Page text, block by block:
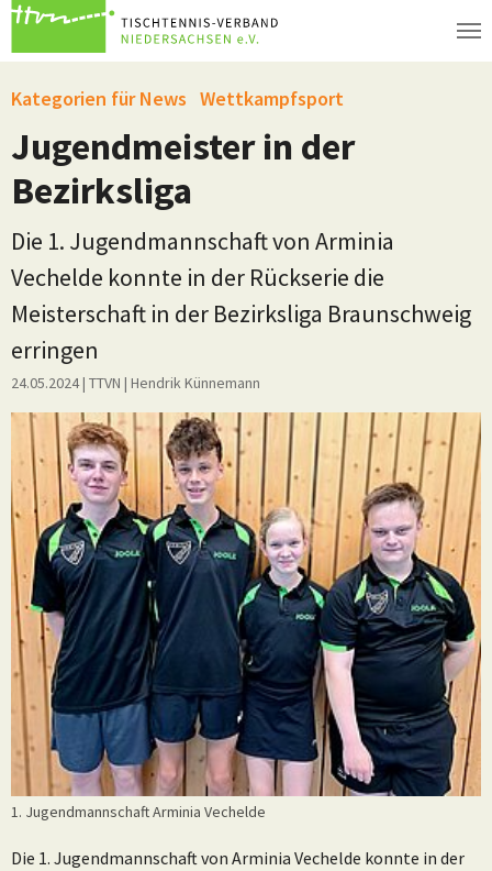
Zum Hauptinhalt springen
Kategorien für News Wettkampfsport
Jugendmeister in der
Bezirksliga
Die 1. Jugendmannschaft von Arminia
Vechelde konnte in der Rückserie die
Meisterschaft in der Bezirksliga Braunschweig
erringen
24.05.2024| TTVN | Hendrik Künnemann
1. Jugendmannschaft Arminia Vechelde
Die 1. Jugendmannschaft von Arminia Vechelde konnte in der